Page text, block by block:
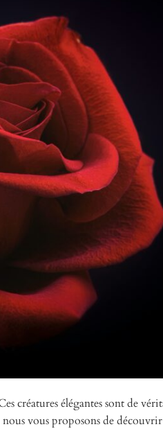
créatures élégantes sont de
vous proposons de